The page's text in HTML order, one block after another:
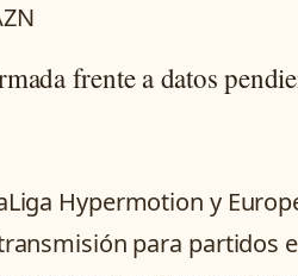
frente a datos
Hypermotion y
para partidos